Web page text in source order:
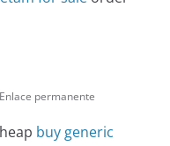
Enlace permanente
buy generic